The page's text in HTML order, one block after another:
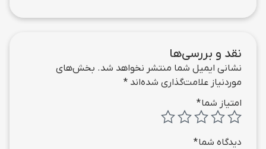
نقد و بررسی‌ها
نشانی ایمیل شما منتشر نخواهد شد. بخش‌های
موردنیاز علامت‌گذاری شده‌اند *
امتیاز شما*
دیدگاه شما*